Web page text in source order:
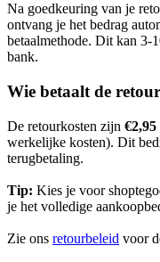
Na goedkeuring van je
ontvang je het bedrag
betaalmethode. Dit kan 3-
bank.
Wie betaalt de
De retourkosten zijn €2,95
werkelijke kosten). Dit
terugbetaling.
Tip: Kies je voor
je het volledige
Zie ons retourbeleid voor